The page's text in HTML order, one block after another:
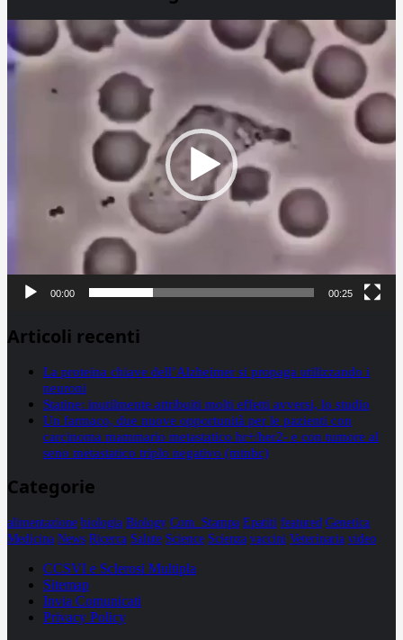
Player
00:00 00:25
Articoli recenti
La proteina chiave dell’Alzheimer si propaga utilizzando i
neuroni
Statine: inutilmente attribuiti molti effetti avversi, lo studio
Un farmaco, due nuove opportunità per le pazienti con
carcinoma mammario metastatico hr+/her2- e con tumore al
seno metastatico triplo negativo (mtnbc)
Categorie
alimentazione biologia Biology Com. Stampa Epatiti featured Genetica
Medicina News Ricerca Salute Science Scienza vaccini Veterinaria video
CCSVI e Sclerosi Multipla
Sitemap
Invia Comunicati
Privacy Policy